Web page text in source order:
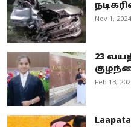
Nov 1, 2024
23
Feb 13,